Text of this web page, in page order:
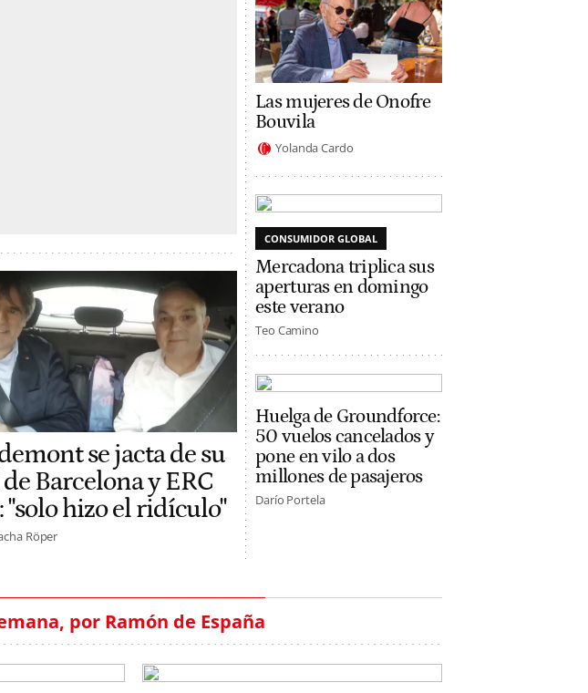
se jacta de su
de Barcelona y ERC
"solo hizo el ridículo"
Röper
Las mujeres de Onofre
Bouvila
Yolanda Cardo
CONSUMIDOR GLOBAL
Mercadona triplica sus
aperturas en domingo
este verano
Teo Camino
Huelga de Groundforce:
50 vuelos cancelados y
pone en vilo a dos
millones de pasajeros
Darío Portela
por Ramón de España